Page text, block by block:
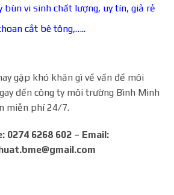
bùn vi sinh chất lượng, uy tín, giả rẻ
cắt bê tông,…..
gặp khó khăn gì về vấn đề môi
đến công ty môi trường Bình Minh
miễn phí 24/7.
0274 6268 602 – Email: